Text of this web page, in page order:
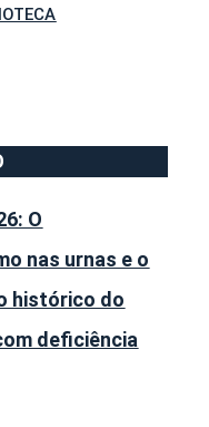
O
nas urnas e o
histórico do
deficiência